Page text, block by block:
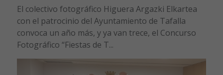
El colectivo fotográfico Higuera Argazki Elkartea
con el patrocinio del Ayuntamiento de Tafalla
convoca un año más, y ya van trece, el Concurso
Fotográfico “Fiestas de T...